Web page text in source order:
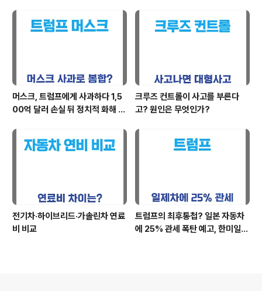
머스크, 트럼프에게 사과하다 1,5
00억 달러 손실 뒤 정치적 화해 시
크루즈 컨트롤이 사고를 부른다
고? 원인은 무엇인가?
전기차·하이브리드·가솔린차 연료
비 비교
트럼프의 최후통첩? 일본 자동차
에 25% 관세 폭탄 예고, 한미일